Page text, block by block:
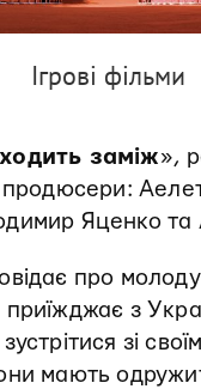
Ігрові фільми
заміж»,
продюсери:
Яценко та
про
приїжджає з
зі
мають